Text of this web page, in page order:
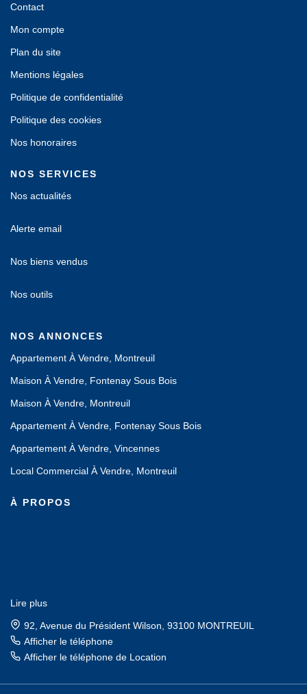
Contact
Mon compte
Plan du site
Mentions légales
Politique de confidentialité
Politique des cookies
Nos honoraires
NOS SERVICES
Nos actualités
Alerte email
Nos biens vendus
Nos outils
NOS ANNONCES
Appartement À Vendre, Montreuil
Maison À Vendre, Fontenay Sous Bois
Maison À Vendre, Montreuil
Appartement À Vendre, Fontenay Sous Bois
Appartement À Vendre, Vincennes
Local Commercial À Vendre, Montreuil
À PROPOS
Lire plus
92, Avenue du Président Wilson, 93100 MONTREUIL
Afficher le téléphone
Afficher le téléphone de Location